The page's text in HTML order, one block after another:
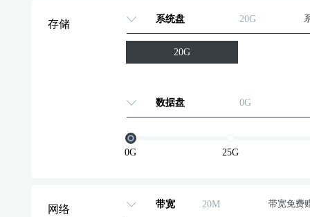
标准型
标准型
标准型
存储 系统盘 20G
20G
数据盘 0G
0G 25G
网络 带宽 20M 带宽免费